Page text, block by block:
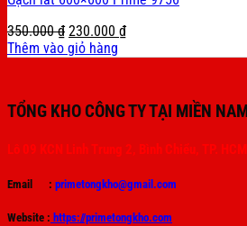
350.000₫ Original
price
230.000 ₫Current
Thêm vào giỏ hàng
TỔNG KHO CÔNG TY TẠI MIỀN NAM
Lô 09 KCN Linh Trung 2, Bình Chiểu, TP. HCM
Email : primetongkho@gmail.com
Website : https://primetongkho.com